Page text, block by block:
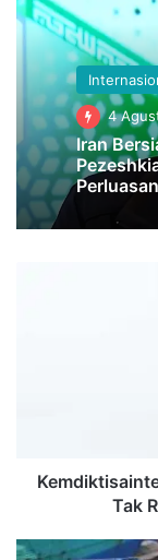
4
Iran
dengan
Tak
KKP